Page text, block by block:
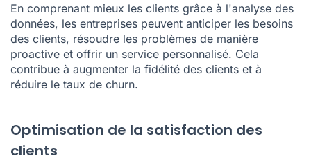
En comprenant mieux les clients grâce à l'analyse des
données, les entreprises peuvent anticiper les besoins
des clients, résoudre les problèmes de manière
proactive et offrir un service personnalisé. Cela
contribue à augmenter la fidélité des clients et à
réduire le taux de churn.
Optimisation de la satisfaction des
clients